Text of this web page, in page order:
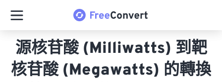
源核苷酸 (Milliwatts) 到靶
核苷酸 (Megawatts) 的轉換